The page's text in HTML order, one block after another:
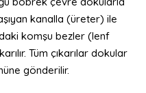
kanalla (üreter) ile
komşu bezler (lenf
Tüm çıkarılar dokular
gönderilir.